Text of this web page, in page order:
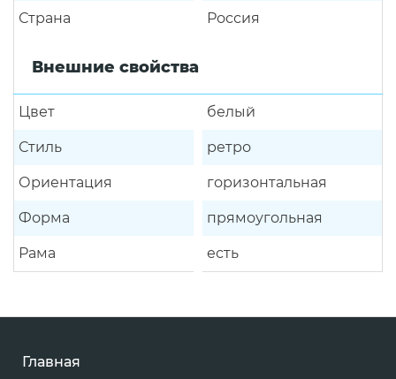
Страна Россия
Внешние свойства
Цвет белый
Стиль ретро
Ориентация горизонтальная
Форма прямоугольная
Рама есть
Главная